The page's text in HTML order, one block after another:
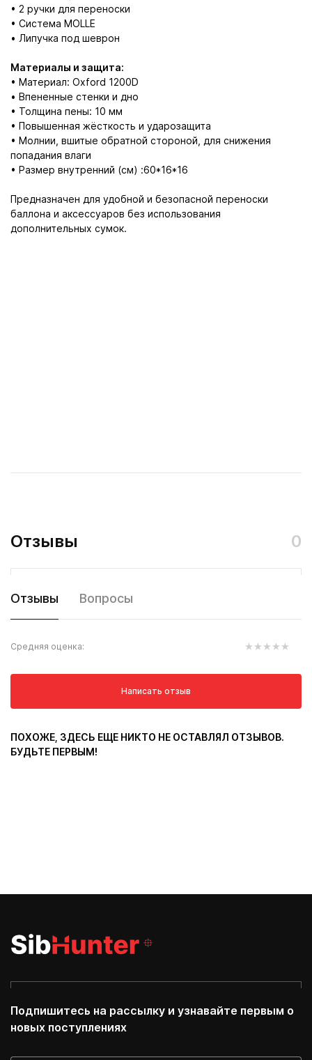
• 2 ручки для переноски
• Система MOLLE
• Липучка под шеврон
Материалы и защита:
• Материал: Oxford 1200D
• Впененные стенки и дно
• Толщина пены: 10 мм
• Повышенная жёсткость и ударозащита
• Молнии, вшитые обратной стороной, для снижения
попадания влаги
• Размер внутренний (см) :60*16*16
Предназначен для удобной и безопасной переноски
баллона и аксессуаров без использования
дополнительных сумок.
Отзывы 0
Отзывы Вопросы
Средняя оценка:
Написать отзыв
ПОХОЖЕ, ЗДЕСЬ ЕЩЕ НИКТО НЕ ОСТАВЛЯЛ ОТЗЫВОВ.
БУДЬТЕ ПЕРВЫМ!
Подпишитесь на рассылку и узнавайте первым о
новых поступлениях